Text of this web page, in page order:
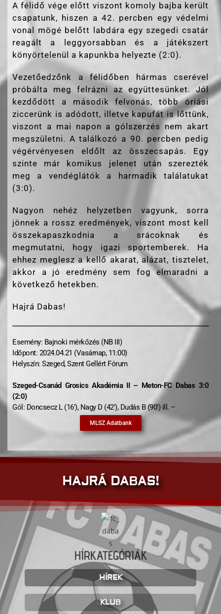
A félidő vége előtt viszont komoly bajba került
csapatunk, hiszen a 42. percben egy védelmi
vonal mögé belőtt labdára egy szegedi csatár
reagált a leggyorsabban és a játékszert
könyörtelenül a kapunkba helyezte (2:0).
Vezetőedzőnk a félidőben hármas cserével
próbálta meg felrázni az együttesünket. Jól
kezdődött a második felvonás, több óriási
ziccerünk is adódott, illetve kapufát is lőttünk,
viszont a mai napon a gólszerzés nem akart
megszületni. A találkozó a 90. percben pedig
végérvényesen eldőlt az összecsapás. Egy
szinte már komikus jelenet után szerezték
meg a vendéglátók a harmadik találatukat
(3:0).
Nagyon nehéz helyzetben vagyunk, sorra
jönnek a rossz eredmények, viszont most kell
összekapaszkodnia a srácoknak és
megmutatni, hogy igazi sportemberek. Ha
ehhez meglesz a kellő akarat, alázat, tisztelet,
akkor a jó eredmény sem fog elmaradni a
következő hetekben.
Hajrá Dabas!
Esemény: Bajnoki mérkőzés (NB III)
Időpont: 2024.04.21 (Vasárnap, 11:00)
Helyszín: Szeged, Szent Gellért Fórum
Szeged-Csanád Grosics Akadémia II – Meton-FC Dabas 3:0
(2:0)
Gól: Doncsecz L (16′), Nagy D (42′), Dudás B (90′) ill. –
MLSZ Adatbank
HAJRÁ DABAS!
HÍRKATEGÓRIÁK
HÍREK
KLUB